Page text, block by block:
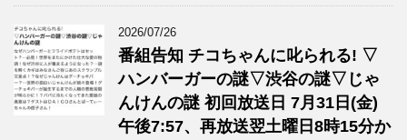
2026/07/26
番組告知 チコちゃんに叱られる! ▽
ハンバーガーの謎▽渋谷の謎▽じゃ
んけんの謎 初回放送日 7月31日(金)
午後7:57、再放送翌土曜日8時15分か